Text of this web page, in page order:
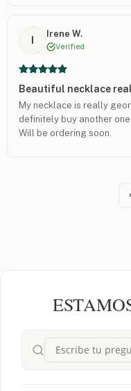
I
Irene W.
Verified
Beautiful necklace
My necklace is really
definitely buy another
Will be ordering soon.